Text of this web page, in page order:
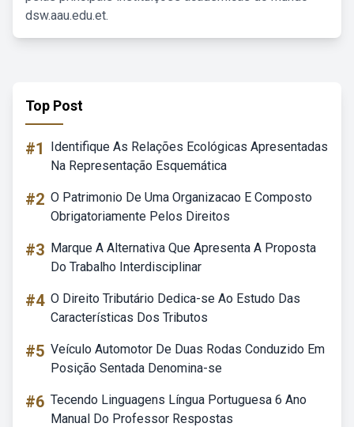
dsw.aau.edu.et.
Top Post
#1
Identifique As Relações Ecológicas Apresentadas
Na Representação Esquemática
#2 O Patrimonio De Uma Organizacao E Composto
Obrigatoriamente Pelos Direitos
#3 Marque A Alternativa Que Apresenta A Proposta
Do Trabalho Interdisciplinar
#4 O Direito Tributário Dedica-se Ao Estudo Das
Características Dos Tributos
#5 Veículo Automotor De Duas Rodas Conduzido Em
Posição Sentada Denomina-se
#6 Tecendo Linguagens Língua Portuguesa 6 Ano
Manual Do Professor Respostas